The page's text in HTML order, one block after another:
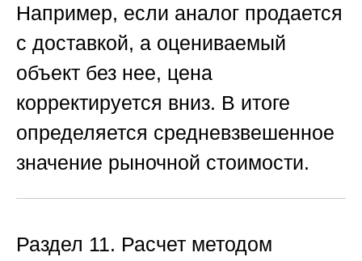
Например, если аналог продается
с доставкой, а оцениваемый
объект без нее, цена
корректируется вниз. В итоге
определяется средневзвешенное
значение рыночной стоимости.
Раздел 11. Расчет методом